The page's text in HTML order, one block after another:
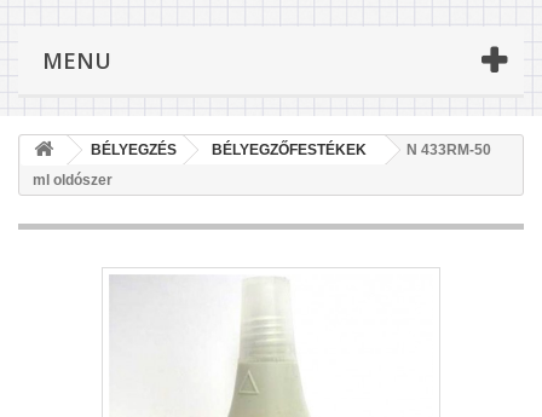
MENU
BÉLYEGZÉS BÉLYEGZŐFESTÉKEK
N 433RM-50
ml oldószer